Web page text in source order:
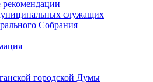
служащих
Cобрания
городской Думы